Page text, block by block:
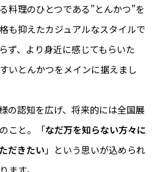
料理のひとつである”とんかつ”を
も抑えたカジュアルなスタイルで
ず、より身近に感じてもらいた
いとんかつをメインに据えまし
の認知を広げ、将来的には全国展
こと。「なだ万を知らない方々に
だきたい」という思いが込められ